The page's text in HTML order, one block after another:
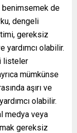
benimsemek de
dengeli
gereksiz
yardımcı olabilir.
listeler
mümkünse
aşırı ve
olabilir.
medya veya
gereksiz